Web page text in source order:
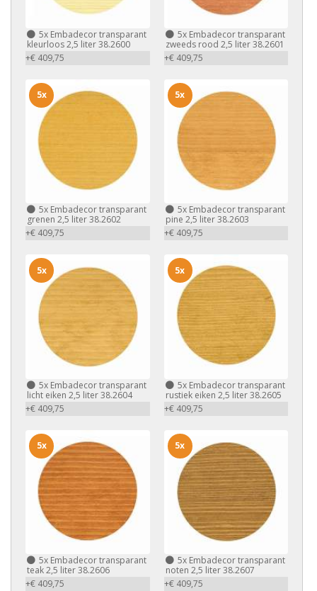
5x Embadecor transparant
kleurloos 2,5 liter 38.2600
+€ 409,75
5xEmbadecor transparant
zweeds rood 2,5 liter 38.2601
+€ 409,75
5x Embadecor transparant
grenen 2,5 liter 38.2602
+€ 409,75
5x
5xEmbadecor transparant
pine 2,5 liter 38.2603
+€ 409,75
5x
5x Embadecor transparant
licht eiken 2,5 liter 38.2604
+€ 409,75
5x
5xEmbadecor transparant
rustiek eiken 2,5 liter 38.2605
+€ 409,75
5x
5x Embadecor transparant
teak 2,5 liter 38.2606
+€ 409,75
5x
5xEmbadecor transparant
noten 2,5 liter 38.2607
+€ 409,75
5x